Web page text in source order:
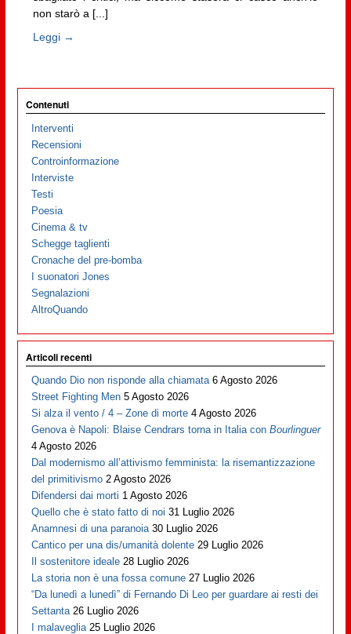
non starò a [...]
Leggi →
Contenuti
Interventi
Recensioni
Controinformazione
Interviste
Testi
Poesia
Cinema & tv
Schegge taglienti
Cronache del pre-bomba
I suonatori Jones
Segnalazioni
AltroQuando
Articoli recenti
Quando Dio non risponde alla chiamata 6 Agosto 2026
Street Fighting Men 5 Agosto 2026
Si alza il vento / 4 – Zone di morte 4 Agosto 2026
Genova è Napoli: Blaise Cendrars torna in Italia conBourlinguer
4 Agosto 2026
Dal modernismo all’attivismo femminista: la risemantizzazione
del primitivismo 2 Agosto 2026
Difendersi dai morti 1 Agosto 2026
Quello che è stato fatto di noi 31 Luglio 2026
Anamnesi di una paranoia 30 Luglio 2026
Cantico per una dis/umanità dolente 29 Luglio 2026
Il sostenitore ideale 28 Luglio 2026
La storia non è una fossa comune 27 Luglio 2026
“Da lunedì a lunedì” di Fernando Di Leo per guardare ai resti dei
Settanta 26 Luglio 2026
I malaveglia 25 Luglio 2026